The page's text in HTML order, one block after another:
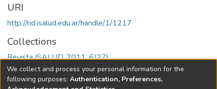
URI
http://rid.isalud.edu.ar/handle/1/1217
Collections
Revista ISALUD, 2011, 6(27)
Full item page
We collect and process your personal information for the
following purposes: Authentication, Preferences,